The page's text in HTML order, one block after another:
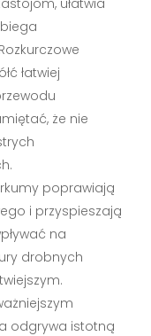
łatwiej
że nie
poprawiają
i przyspieszają
na
drobnych
odgrywa istotną